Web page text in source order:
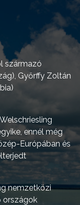
származó
Győrffy Zoltán
ennél még
Európában és
nemzetközi
országok